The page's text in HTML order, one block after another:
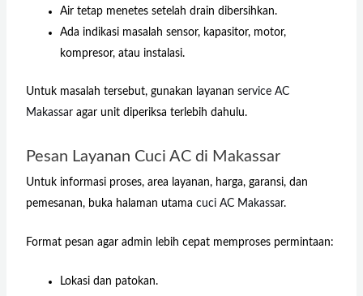
Air tetap menetes setelah drain dibersihkan.
Ada indikasi masalah sensor, kapasitor, motor,
kompresor, atau instalasi.
Untuk masalah tersebut, gunakan layanan service AC
Makassaragar unit diperiksa terlebih dahulu.
Pesan Layanan Cuci AC di Makassar
Untuk informasi proses, area layanan, harga, garansi, dan
pemesanan, buka halaman utama cuci AC Makassar.
Format pesan agar admin lebih cepat memproses permintaan:
Lokasi dan patokan.